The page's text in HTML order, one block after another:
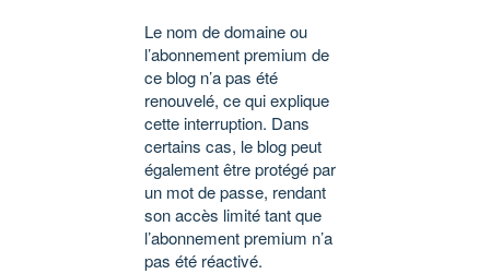
Le nom de domaine ou
l’abonnement premium de
ce blog n’a pas été
renouvelé, ce qui explique
cette interruption. Dans
certains cas, le blog peut
également être protégé par
un mot de passe, rendant
son accès limité tant que
l’abonnement premium n’a
pas été réactivé.